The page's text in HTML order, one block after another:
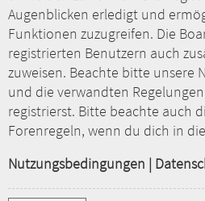
Augenblicken erledigt und
Funktionen zuzugreifen. Die
registrierten Benutzern auch
zuweisen. Beachte bitte unsere
und die verwandten
registrierst. Bitte beachte auch
Forenregeln, wenn du dich in
Nutzungsbedingungen |